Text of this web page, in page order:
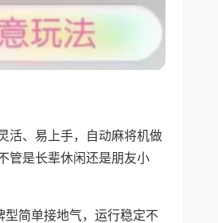
活、易上手，自动麻将机做
管是长辈休闲还是朋友小
简单接地气，运行稳定不